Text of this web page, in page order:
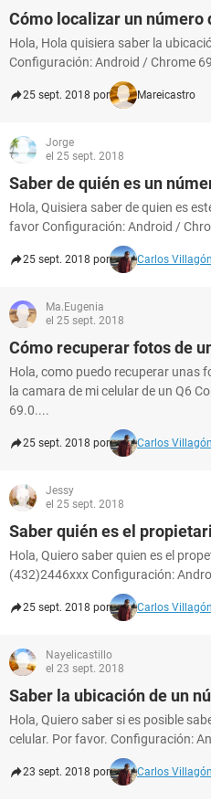
Cómo localizar un número
Hola, Hola quisiera saber la
Configuración: Android / Chrome
25 sept. 2018 por Mareicastro
Jorge
el 25 sept. 2018
Saber de quién es un
Hola, Quisiera saber de quien es
favor Configuración: Android /
25 sept. 2018 por Carlos
Ma.Eugenia
el 25 sept. 2018
Cómo recuperar fotos de
Hola, como puedo recuperar unas
la camara de mi celular de un Q6
69.0....
25 sept. 2018 por Carlos
Jessy
el 25 sept. 2018
Saber quién es el
Hola, Quiero saber quien es el
(432)2446xxx Configuración:
25 sept. 2018 por Carlos
Nayelicastillo
el 23 sept. 2018
Saber la ubicación de un
Hola, Quiero saber si es posible
celular. Por favor. Configuración:
23 sept. 2018 por Carlos